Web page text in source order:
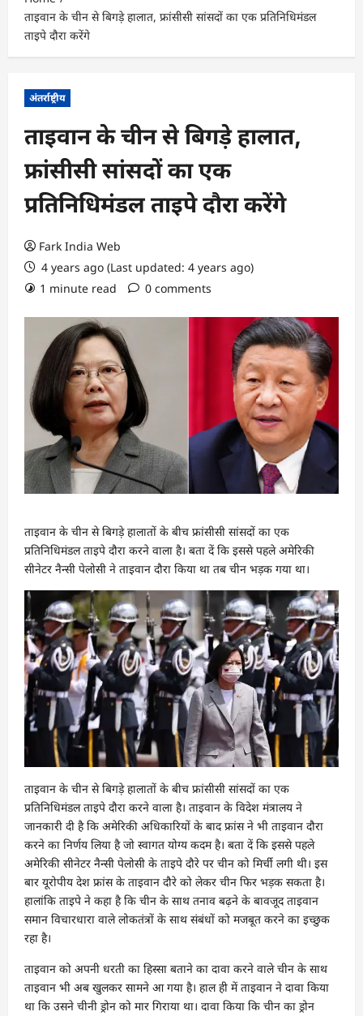
ताइवान के चीन से बिगड़े हालात, फ्रांसीसी सांसदों का एक प्रतिनिधिमंडल
ताइपे दौरा करेंगे
अंतर्राष्ट्रीय
ताइवान के चीन से बिगड़े हालात,
फ्रांसीसी सांसदों का एक
प्रतिनिधिमंडल ताइपे दौरा करेंगे
Fark India Web
4 years ago (Last updated: 4 years ago)
1 minute read
0 comments
ताइवान के चीन से बिगड़े हालातों के बीच फ्रांसीसी सांसदों का एक
प्रतिनिधिमंडल ताइपे दौरा करने वाला है। बता दें कि इससे पहले अमेरिकी
सीनेटर नैन्सी पेलोसी ने ताइवान दौरा किया था तब चीन भड़क गया था।
ताइवान के चीन से बिगड़े हालातों के बीच फ्रांसीसी सांसदों का एक
प्रतिनिधिमंडल ताइपे दौरा करने वाला है। ताइवान के विदेश मंत्रालय ने
जानकारी दी है कि अमेरिकी अधिकारियों के बाद फ्रांस ने भी ताइवान दौरा
करने का निर्णय लिया है जो स्वागत योग्य कदम है। बता दें कि इससे पहले
अमेरिकी सीनेटर नैन्सी पेलोसी के ताइपे दौरे पर चीन को मिर्ची लगी थी। इस
बार यूरोपीय देश फ्रांस के ताइवान दौरे को लेकर चीन फिर भड़क सकता है।
हालांकि ताइपे ने कहा है कि चीन के साथ तनाव बढ़ने के बावजूद ताइवान
समान विचारधारा वाले लोकतंत्रों के साथ संबंधों को मजबूत करने का इच्छुक
रहा है।
ताइवान को अपनी धरती का हिस्सा बताने का दावा करने वाले चीन के साथ
ताइवान भी अब खुलकर सामने आ गया है। हाल ही में ताइवान ने दावा किया
था कि उसने चीनी ड्रोन को मार गिराया था। दावा किया कि चीन का ड्रोन